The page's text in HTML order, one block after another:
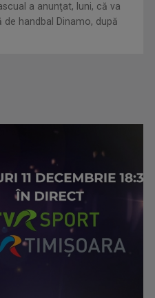
a anunţat, luni, că va
handbal Dinamo, după